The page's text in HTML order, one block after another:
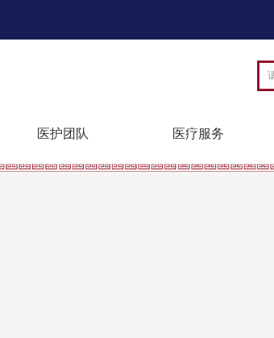
医护团队 医疗服务